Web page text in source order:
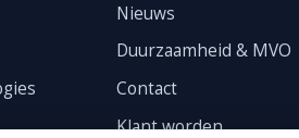
Nieuws
Duurzaamheid & MVO
Contact
Klant worden